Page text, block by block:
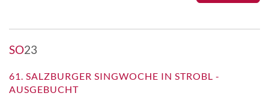
SO23
61. SALZBURGER SINGWOCHE IN STROBL -
AUSGEBUCHT